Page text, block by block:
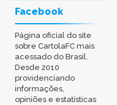
Facebook
Página oficial do site
sobre CartolaFC mais
acessado do Brasil.
Desde 2010
providenciando
informações,
opiniões e estatísticas